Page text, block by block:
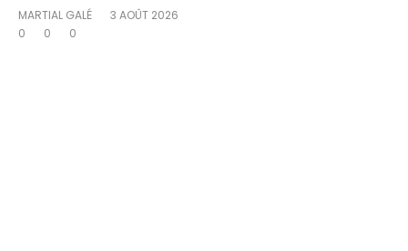
MARTIAL GALÉ
3 AOÛT 2026
0
0 0